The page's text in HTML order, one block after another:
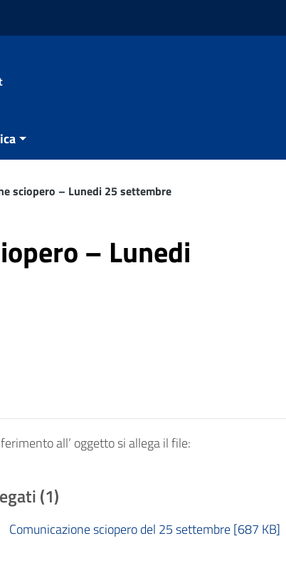
sciopero – Lunedi 25 settembre
– Lunedi
all’ oggetto si allega il file:
(1)
Comunicazione sciopero del 25 settembre [687 KB]